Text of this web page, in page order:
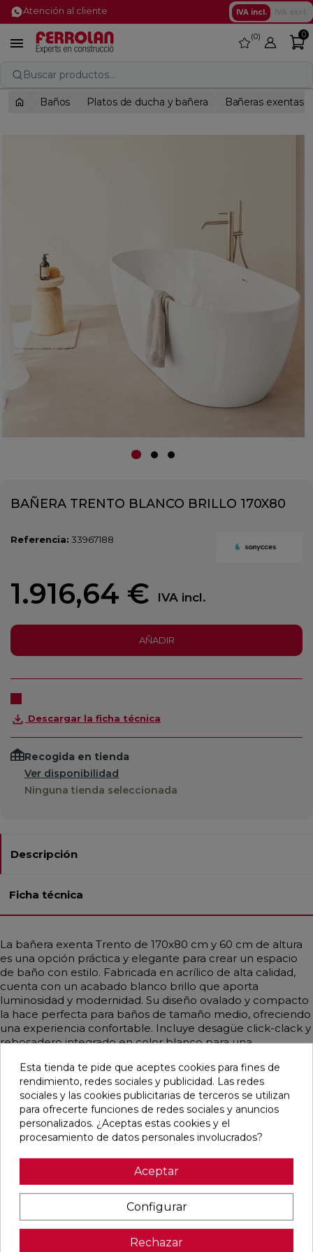
Atención al cliente IVA incl.
 favorite
0 0
Buscar productos...
Baños Platos de ducha y bañera Bañeras exentas
BAÑERA TRENTO BLANCO BRILLO 170X80
Referencia: 33967188
1.916,64 € IVA incl.
AÑADIR
Descargar la ficha técnica
Recogida en tienda
Ver disponibilidad
Ninguna tienda seleccionada
Descripción
Ficha técnica
La bañera exenta Trento de 170x80 cm y 60 cm de altura
es una opción práctica y elegante para crear un espacio
de baño con estilo. Fabricada en acrílico de alta calidad,
cuenta con un acabado blanco brillo que aporta
luminosidad y modernidad. Su diseño ovalado y compacto
la hace perfecta para baños de tamaño medio, ofreciendo
una experiencia confortable. Incluye desagüe click-clack y
rebosadero integrado en color blanco para una
quienes buscan diseño y sencillez en una sola pieza.
Productos relacionados
TERMOSTÁTICA
favorite
GRIFERÍA
TERMOSTÁTICA
Esta tienda te pide que aceptes cookies para fines de
rendimiento, redes sociales y publicidad. Las redes
sociales y las cookies publicitarias de terceros se utilizan
para ofrecerte funciones de redes sociales y anuncios
personalizados. ¿Aceptas estas cookies y el
procesamiento de datos personales involucrados?
Aceptar
Configurar
Rechazar